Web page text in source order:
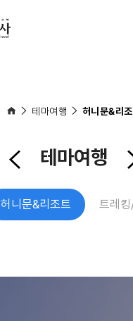
테마여행 허니문&리
테마여행
허니문&리조트 트레